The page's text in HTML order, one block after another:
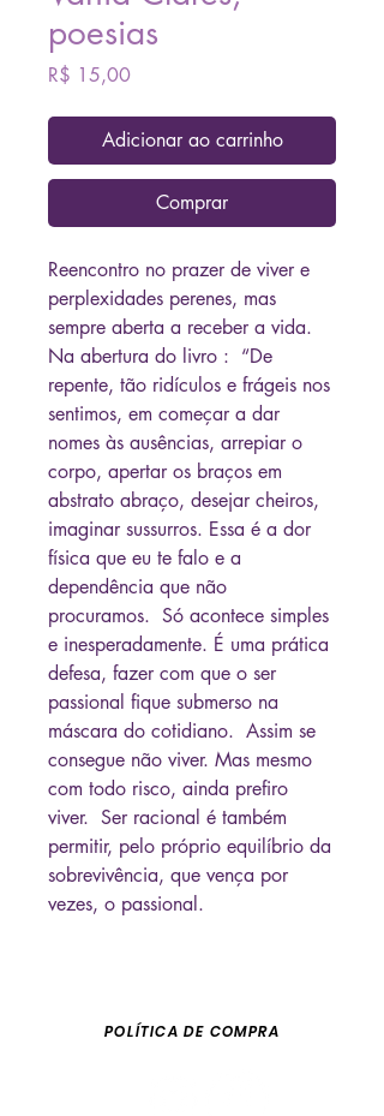
poesias
R$ 15,00Preço
Adicionar ao carrinho
Comprar
Reencontro no prazer de viver e
perplexidades perenes, mas
sempre aberta a receber a vida.
Na abertura do livro : “De
repente, tão ridículos e frágeis nos
sentimos, em começar a dar
nomes às ausências, arrepiar o
corpo, apertar os braços em
abstrato abraço, desejar cheiros,
imaginar sussurros. Essa é a dor
física que eu te falo e a
dependência que não
procuramos. Só acontece simples
e inesperadamente. É uma prática
defesa, fazer com que o ser
passional fique submerso na
máscara do cotidiano. Assim se
consegue não viver. Mas mesmo
com todo risco, ainda prefiro
viver. Ser racional é também
permitir, pelo próprio equilíbrio da
sobrevivência, que vença por
vezes, o passional.
POLÍTICA DE COMPRA